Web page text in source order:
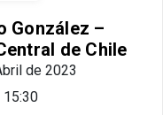
González –
de Chile
de 2023
15:30